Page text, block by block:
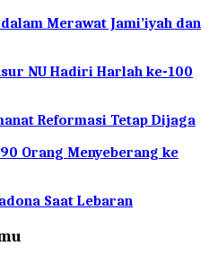
Merawat Jami’iyah dan
NU Hadiri Harlah ke-100
Reformasi Tetap Dijaga
Orang Menyeberang ke
Saat Lebaran